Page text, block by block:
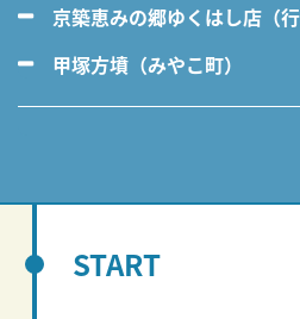
京築恵みの郷ゆくはし店（行
甲塚方墳（みやこ町）
START